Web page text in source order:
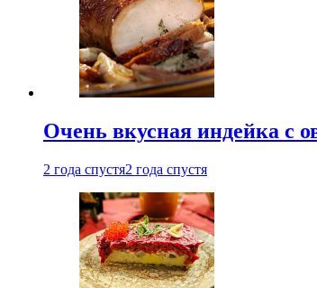
Очень вкусная индейка с
2 года спустя2 года спустя